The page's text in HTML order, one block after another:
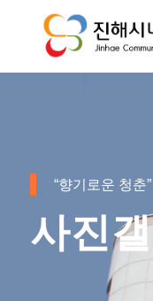
“향기로운 청춘
사진